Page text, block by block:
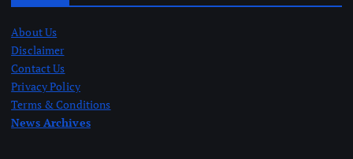
About Us
Disclaimer
Contact Us
Privacy Policy
Terms & Conditions
News Archives